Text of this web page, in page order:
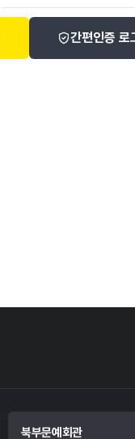
간편인증 로
북부문예회관